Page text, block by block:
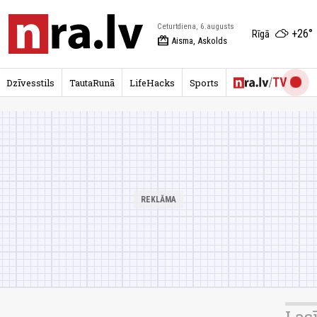
Ceturtdiena, 6.augusts
redeem Aisma, Askolds
Rīgā +26°
Dzīvesstils TautaRunā LifeHacks Sports